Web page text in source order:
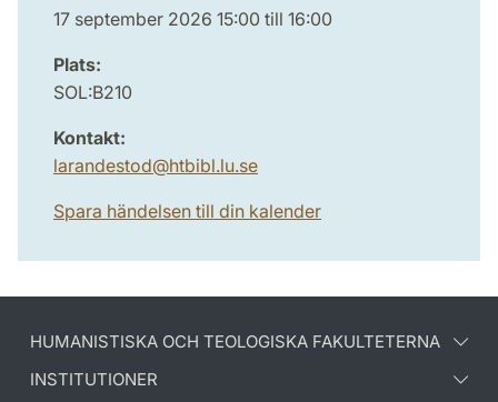
17 september 2026 15:00 till 16:00
Plats:
SOL:B210
Kontakt:
larandestod@htbibl.lu.se
Spara händelsen till din kalender
HUMANISTISKA OCH TEOLOGISKA FAKULTETERNA
INSTITUTIONER